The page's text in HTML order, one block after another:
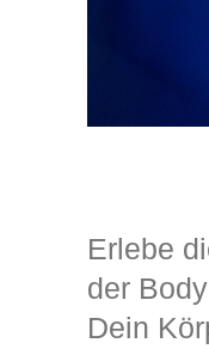
Erlebe
der
Dein